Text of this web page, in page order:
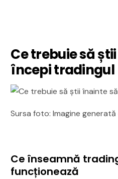
Ce trebuie să
începi tradingul
Sursa foto: Imagine generată
Ce înseamnă
funcționează